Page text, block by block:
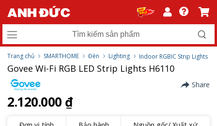
Trang chủ SMARTHOME Đèn Lighting Indoor RGBIC Strip Lights
Govee Wi-Fi RGB LED Strip Lights H6110
Share
2.120.000 ₫